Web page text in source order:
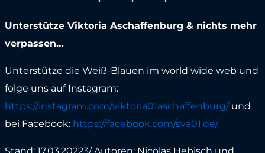
Unterstütze Viktoria Aschaffenburg & nichts mehr
verpassen…
Unterstütze die Weiß-Blauen im world wide web und
folge uns auf Instagram:
https://instagram.com/viktoria01aschaffenburg/ und
bei Facebook: https://facebook.com/sva01.de/